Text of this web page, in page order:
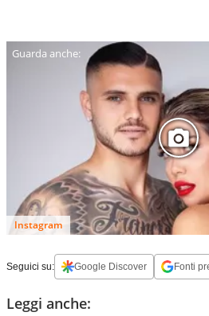
Instagram
Seguici su: Google Discover Fonti
Leggi anche: